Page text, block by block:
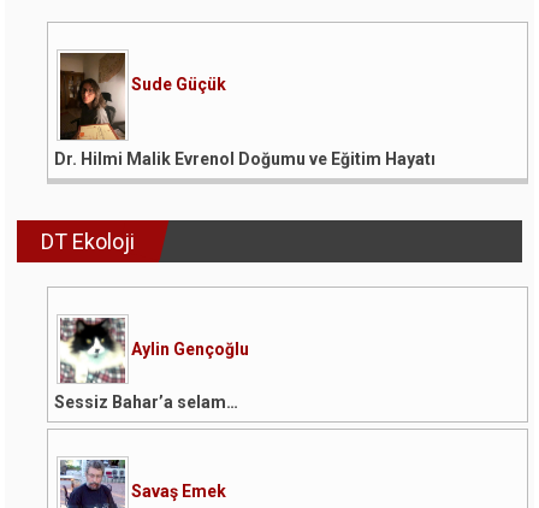
Sude Güçük
Dr. Hilmi Malik Evrenol Doğumu ve Eğitim Hayatı
DT Ekoloji
Aylin Gençoğlu
Sessiz Bahar’a selam…
Savaş Emek